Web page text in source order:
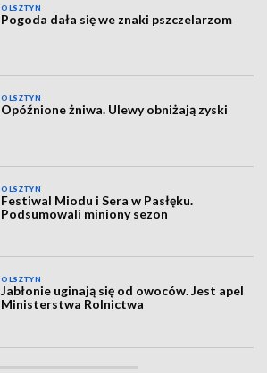
OLSZTYN
Pogoda dała się we znaki pszczelarzom
OLSZTYN
Opóźnione żniwa. Ulewy obniżają zyski
OLSZTYN
Festiwal Miodu i Sera w Pasłęku.
Podsumowali miniony sezon
OLSZTYN
Jabłonie uginają się od owoców. Jest apel
Ministerstwa Rolnictwa